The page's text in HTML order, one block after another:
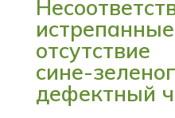
сине-
дефектный